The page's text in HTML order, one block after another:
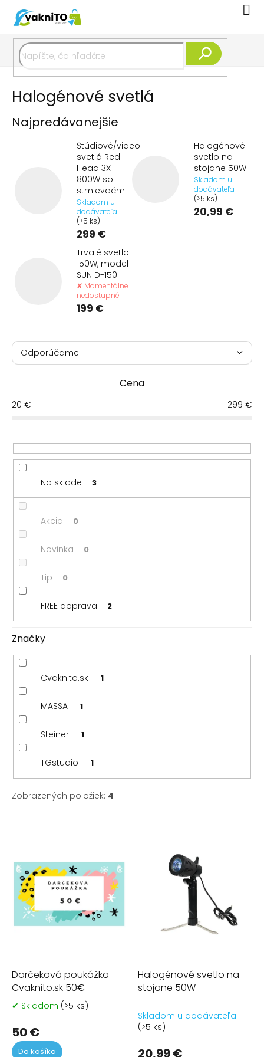
obsah
Halogénové svetlá
Najpredávanejšie
Štúdiové/video
svetlá Red
Head 3X
800W so
stmievačmi
Skladom u
dodávateľa
(>5 ks)
299 €
Halogénové
svetlo na
stojane 50W
Skladom u
dodávateľa
(>5 ks)
20,99 €
Trvalé svetlo
150W, model
SUN D-150
✘ Momentálne
nedostupné
199 €
R
d
i
r
o
d
k
Odporúčame
Abecedne
Cena
20 € 299 €
Na sklade 3
Akcia 0
Novinka 0
Tip 0
FREE doprava 2
Značky
Cvaknito.sk 1
MASSA 1
Steiner 1
TGstudio 1
Zobrazených položiek: 4
s
p
d
t
o
v
Darčeková poukážka
Cvaknito.sk 50€
hodnotenie
produktu
✔ Skladom (>5 ks)
50 €
Do košíka
Halogénové svetlo na
stojane 50W
Skladom u dodávateľa
(>5 ks)
20,99 €